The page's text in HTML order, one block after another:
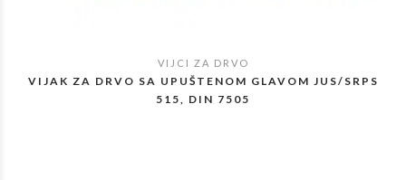
POGLEDAJ
VIJCI ZA DRVO
VIJAK ZA DRVO SA UPUŠTENOM GLAVOM JUS/SRPS
515, DIN 7505